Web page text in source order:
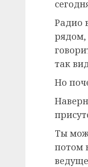
Радио
рядом,
так
Но
Ты
потом